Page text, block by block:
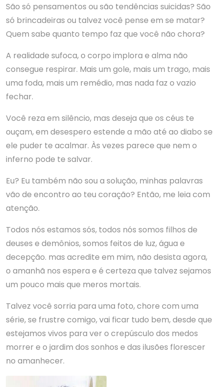
São só pensamentos ou são tendências suicidas? São
só brincadeiras ou talvez você pense em se matar?
Quem sabe quanto tempo faz que você não chora?
A realidade sufoca, o corpo implora e alma não
consegue respirar. Mais um gole, mais um trago, mais
uma foda, mais um remédio, mas nada faz o vazio
fechar.
Você reza em silêncio, mas deseja que os céus te
ouçam, em desespero estende a mão até ao diabo se
ele puder te acalmar. Às vezes parece que nem o
inferno pode te salvar.
Eu? Eu também não sou a solução, minhas palavras
vão de encontro ao teu coração? Então, me leia com
atenção.
Todos nós estamos sós, todos nós somos filhos de
deuses e demônios, somos feitos de luz, água e
decepção. mas acredite em mim, não desista agora,
o amanhã nos espera e é certeza que talvez sejamos
um pouco mais que meros mortais.
Talvez você sorria para uma foto, chore com uma
série, se frustre comigo, vai ficar tudo bem, desde que
estejamos vivos para ver o crepúsculo dos medos
morrer e o jardim dos sonhos e das ilusões florescer
no amanhecer.